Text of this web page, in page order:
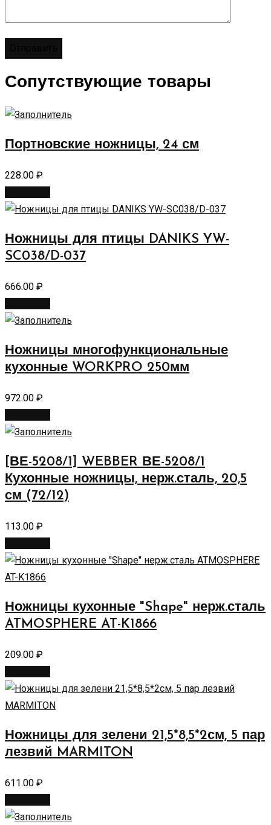
Сопутствующие товары
Портновские ножницы, 24 см
228.00 ₽
Ножницы для птицы DANIKS YW-
SC038/D-037
666.00 ₽
Ножницы многофункциональные
кухонные WORKPRO 250мм
972.00 ₽
[ВЕ-5208/1] WEBBER ВЕ-5208/1
Кухонные ножницы, нерж.сталь, 20,5
см (72/12)
113.00 ₽
Ножницы кухонные "Shape" нерж.сталь
ATMOSPHERE AT-K1866
209.00 ₽
Ножницы для зелени 21,5*8,5*2см, 5 пар
лезвий MARMITON
611.00 ₽